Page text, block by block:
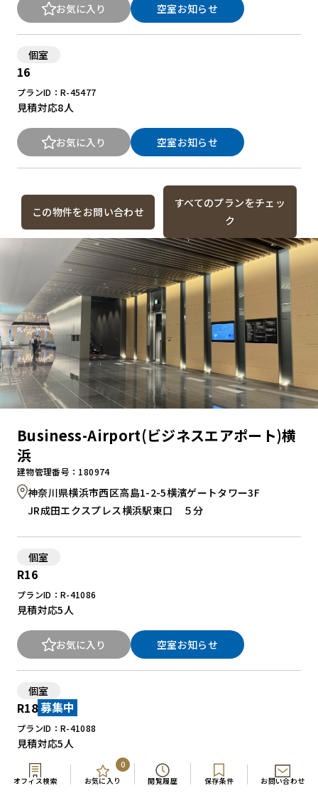
オフィス検索 お気に入り
0
閲覧履歴
保存条件 お問い合わせ
お気に入り 空室お知らせ
個室
16
プランID：R-45477
見積対応8人
お気に入り 空室お知らせ
この物件をお問い合わせ
すべてのプランをチェッ
ク
Business-Airport(ビジネスエアポート)横
浜
建物管理番号：180974
神奈川県横浜市西区高島1-2-5横濱ゲートタワー3F
JR成田エクスプレス横浜駅東口 ５分
個室
R16
プランID：R-41086
見積対応5人
お気に入り 空室お知らせ
個室
R18 募集中
プランID：R-41088
見積対応5人
お気に入り 見積依頼